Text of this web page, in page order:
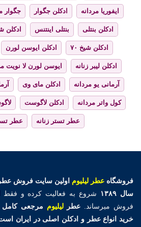
ایفوریا مردانه ادکلن جگوار
ادکلن بنتلی بنتلی اینتنس ادکلن
ادکلن شیخ ۷۰ ادکلن ایوسن لورن
ادکلن لیبر زنانه ایوسن لورن لا نویت
آرمانی یو مردانه ادکلن مای وی
کول واتر مردانه ادکلن لاگوست
عطر تستر زنانه عطر
فروشگاهعطر لیلیوم اولین سایت فروش عطر
سال ۱۳۸۹
شروع به فعالیت کرده و فقط
فروش میرساند. عطرلیلیوم مرجعی کامل
خرید انواع عطر و ادکلن اصلی در ایران